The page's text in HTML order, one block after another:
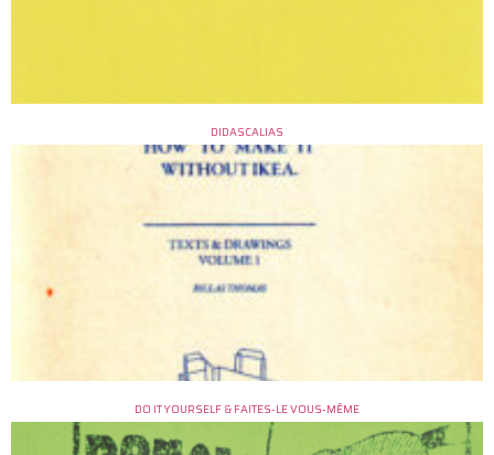
DIDASCALIAS
DO IT YOURSELF & FAITES-LE VOUS-MÊME